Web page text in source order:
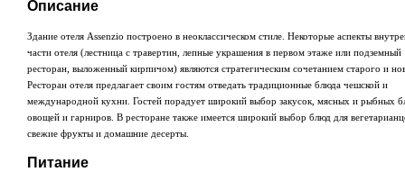
Описание
Здание отеля Assenzio построено в неоклассическом стиле. Некоторые аспекты
части отеля (лестница с травертин, лепные украшения в первом этаже или подземный
ресторан, выложенный кирпичом) являются стратегическим сочетанием старого и
Ресторан отеля предлагает своим гостям отведать традиционные блюда чешской и
международной кухни. Гостей порадует широкий выбор закусок, мясных и рыбных
овощей и гарниров. В ресторане также имеется широкий выбор блюд для
свежие фрукты и домашние десерты.
Питание